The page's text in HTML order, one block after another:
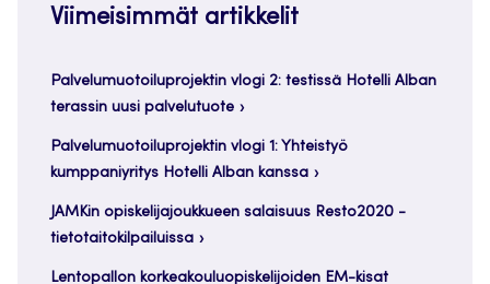
Viimeisimmät artikkelit
Palvelumuotoiluprojektin vlogi 2: testissä Hotelli Alban
terassin uusi palvelutuote
Palvelumuotoiluprojektin vlogi 1: Yhteistyö
kumppaniyritys Hotelli Alban kanssa
JAMKin opiskelijajoukkueen salaisuus Resto2020 -
tietotaitokilpailuissa
Lentopallon korkeakouluopiskelijoiden EM-kisat